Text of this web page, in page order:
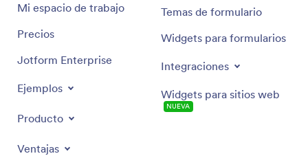
Mi espacio de trabajo
Precios
Jotform Enterprise
Ejemplos
Producto
Ventajas
Temas de formulario
Widgets para formularios
Integraciones
Widgets para sitios web
NUEVA